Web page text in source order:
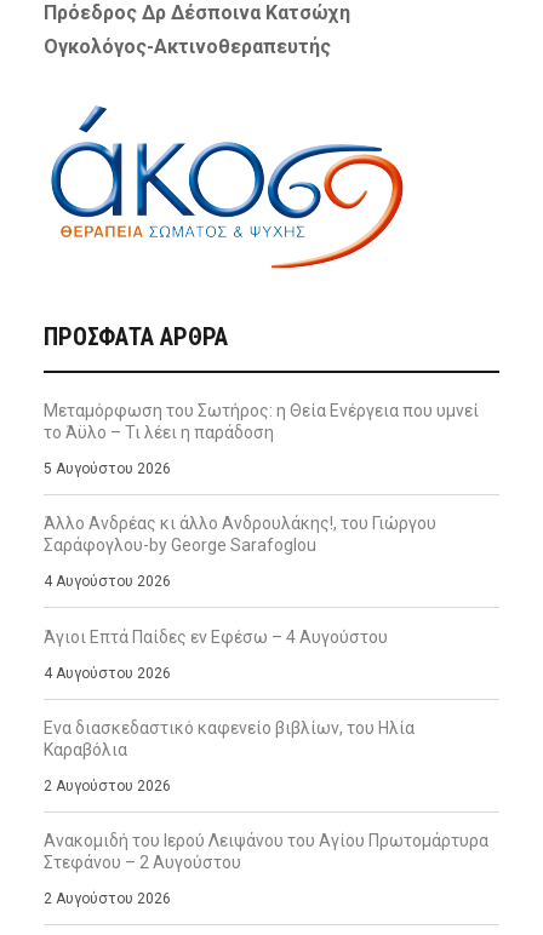
Πρόεδρος Δρ Δέσποινα Κατσώχη
Ογκολόγος-Ακτινοθεραπευτής
ΠΡΌΣΦΑΤΑ ΆΡΘΡΑ
Μεταμόρφωση του Σωτήρος: η Θεία Ενέργεια που υμνεί
το Άϋλο – Τι λέει η παράδοση
5 Αυγούστου 2026
Άλλο Ανδρέας κι άλλο Ανδρουλάκης!, του Γιώργου
Σαράφογλου-by George Sarafoglou
4 Αυγούστου 2026
Άγιοι Επτά Παίδες εν Εφέσω – 4 Αυγούστου
4 Αυγούστου 2026
Ενα διασκεδαστικό καφενείο βιβλίων, του Ηλία
Καραβόλια
2 Αυγούστου 2026
Ανακομιδή του Ιερού Λειψάνου του Αγίου Πρωτομάρτυρα
Στεφάνου – 2 Αυγούστου
2 Αυγούστου 2026